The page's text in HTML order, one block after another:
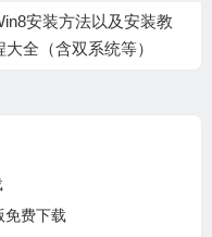
安装方法以及安装教
大全（含双系统等）
免费下载